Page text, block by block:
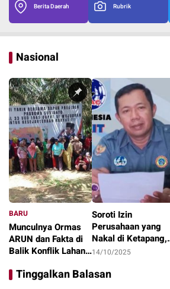
Berita Daerah Rubrik
Nasional
BARU
Munculnya Ormas
ARUN dan Fakta di
Balik Konflik Lahan
Soroti Izin
Perusahaan yang
Nakal di Ketapang,
LAKI : Lahan Jadi
Tanggung Jawab?
14/10/2025
Tinggalkan Balasan